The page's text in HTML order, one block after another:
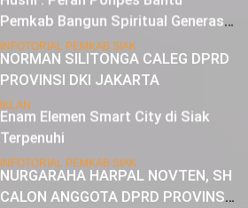
NORMAN SILITONGA CALEG DPRD
PROVINSI DKI JAKARTA
IKLAN
NURGARAHA HARPAL NOVTEN, SH
CALON ANGGOTA DPRD PROVINSI
Pemkab Bangun Spiritual Generasi
Muda
Enam Elemen Smart City di Siak
Terpenuhi